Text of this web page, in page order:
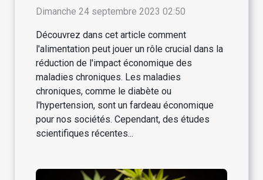
le réduire par l'alimentation ?
Dimanche 24 septembre 2023 02:50
Découvrez dans cet article comment
l'alimentation peut jouer un rôle crucial dans la
réduction de l'impact économique des
maladies chroniques. Les maladies
chroniques, comme le diabète ou
l'hypertension, sont un fardeau économique
pour nos sociétés. Cependant, des études
scientifiques récentes...